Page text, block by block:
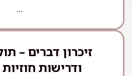
...
זיכרון דברים –
ודרישות